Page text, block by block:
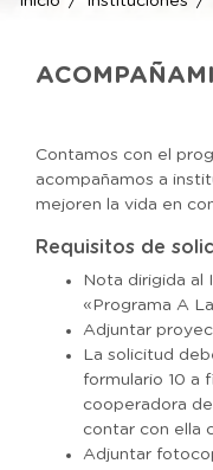
Contamos con el
acompañamos a
mejoren la vida en
Requisitos de
Nota dirigida al
«Programa A
Adjuntar
La solicitud
formulario 10 a
cooperadora
contar con ella
Adjuntar